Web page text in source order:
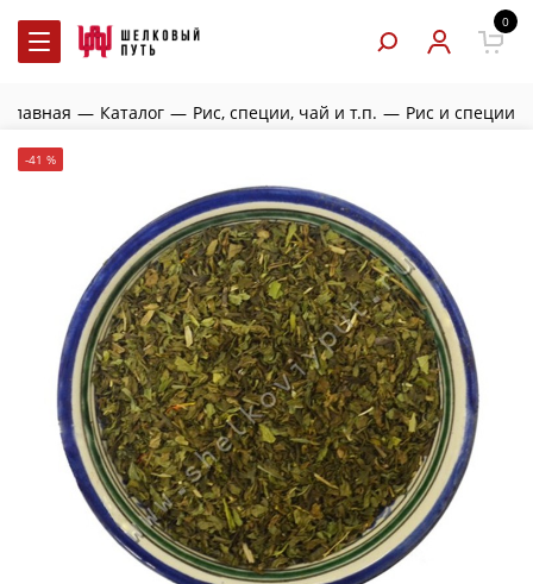
0
Главная — Каталог — Рис, специи, чай и т.п. — Рис и специи
-41 %